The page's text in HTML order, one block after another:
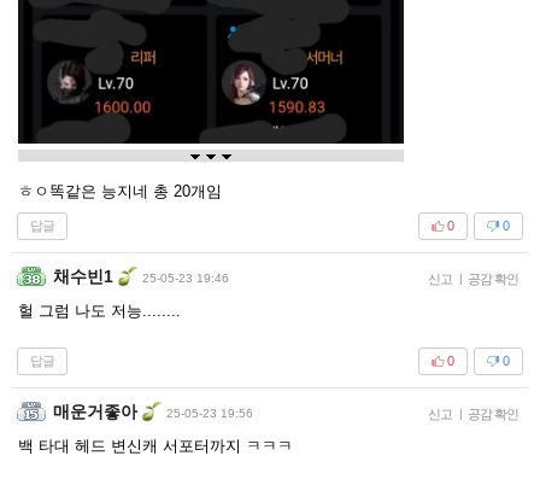
ㅎㅇ똑같은 능지네 총 20개임
답글 0
0
채수빈1 25-05-23 19:46 신고 | 공감 확인
헐 그럼 나도 저능........
답글 0
0
매운거좋아 25-05-23 19:56 신고 | 공감 확인
백 타대 헤드 변신캐 서포터까지 ㅋㅋㅋ